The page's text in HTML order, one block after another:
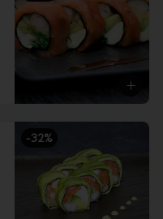
-32%